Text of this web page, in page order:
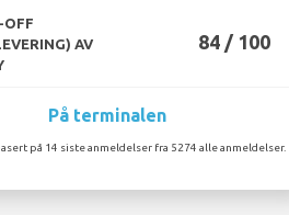
OFF
AV
84 / 100
På terminalen
på 14 siste anmeldelser fra 5274 alle anmeldelser.